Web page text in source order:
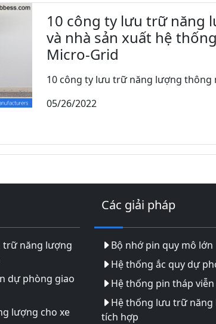
10 công ty lưu trữ năng
và nhà sản xuất hệ
Micro-Grid
10 công ty lưu trữ năng lượng thông
05/26/2022
trữ năng lượng
dự phòng giao
lượng cho xe
Các giải pháp
Bộ nhớ pin quy mô lớn
Hệ thống ắc quy dự
Hệ thống pin tháp
Hệ thống lưu trữ năng
tích hợp